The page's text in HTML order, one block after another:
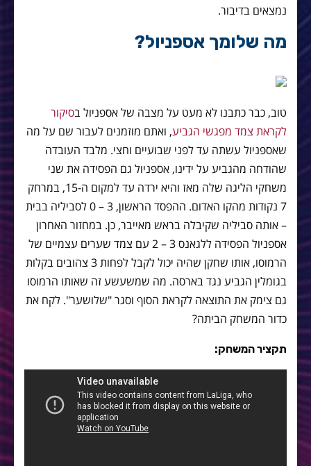
נמצאים בדיבור.
מה שלומך אספניול?
טוב, כבר כתבנו לא מעט על מצבה של אספניול בסיקור
לקראת צמד מפגשי הגביע, ואתם מוזמנים לעבור שם על מה
שאספניול עשתה עד לפני שבועיים וחצי. מלבד העובדה
שהודחה מהגביע על ידינו, אספניול גם הפסידה את שני
משחקי הליגה שלה מאז והיא ירדה עד למקום ה-15, במרחק
7 נקודות מהקו האדום. ההפסד הראשון, 3 – 0 לסביליה בבית
– אותה סביליה שקיבלה בראש מאייבר, כן. במחזור האחרון
אספניול הפסידה ללגאנס 3 – 2 עם צמד שערים עצמיים של
הרמוסו, אותו שחקן שהיה יכול לקבל לפחות 3 צהובים בקלות
בגומלין הגביע נגד בארסה. מה שמשעשע זה שאותו הרמוסו
גם צימק את התוצאה לקראת הסוף וסגר "שלושער". לקח את
כדור המשחק הביתה?
תקציר המשחק: